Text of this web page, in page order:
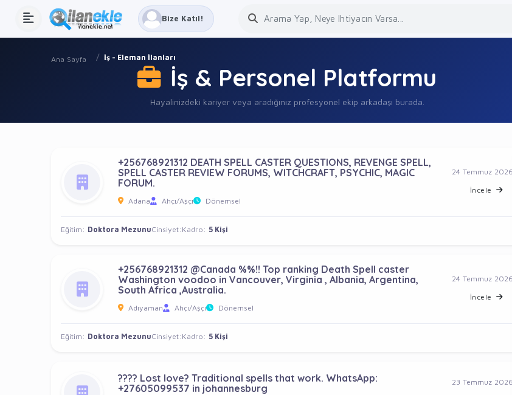
Bize Katıl!
Ana Sayfa İş - Eleman İlanları
İş & Personel Platformu
Hayalinizdeki kariyer veya aradığınız profesyonel ekip arkadaşı burada.
+256768921312 DEATH SPELL CASTER QUESTIONS, REVENGE SPELL,
SPELL CASTER REVIEW FORUMS, WITCHCRAFT, PSYCHIC, MAGIC
FORUM.
Adana Ahçı/Aşçı Dönemsel
24 Temmuz 2026
İncele
Eğitim: Doktora MezunuCinsiyet: Kadro: 5 Kişi
+256768921312 @Canada %%!! Top ranking Death Spell caster
Washington voodoo in Vancouver, Virginia , Albania, Argentina,
South Africa ,Australia.
Adıyaman Ahçı/Aşçı Dönemsel
24 Temmuz 2026
İncele
Eğitim: Doktora MezunuCinsiyet: Kadro: 5 Kişi
???? Lost love? Traditional spells that work. WhatsApp:
+27605099537 in johannesburg
23 Temmuz 2026